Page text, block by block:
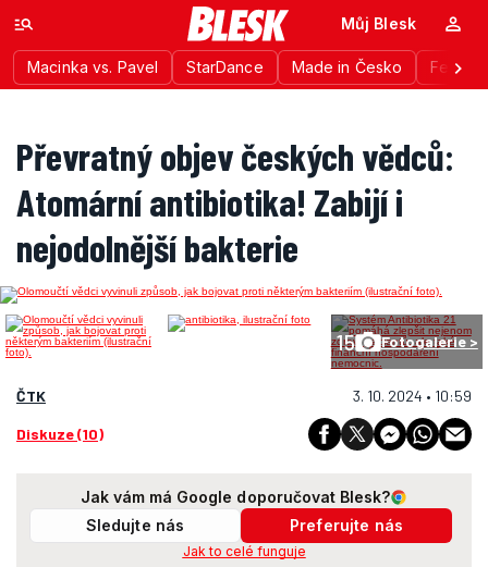
Macinka vs. Pavel StarDance Made in Česko
Můj Blesk
Převratný objev českých vědců:
Atomární antibiotika! Zabijí i
nejodolnější bakterie
15 Fotogalerie >
ČTK 3. 10. 2024 • 10:59
Diskuze (10)
Jak vám má Google doporučovat Blesk?
Sledujte nás
Preferujte nás
Jak to celé funguje